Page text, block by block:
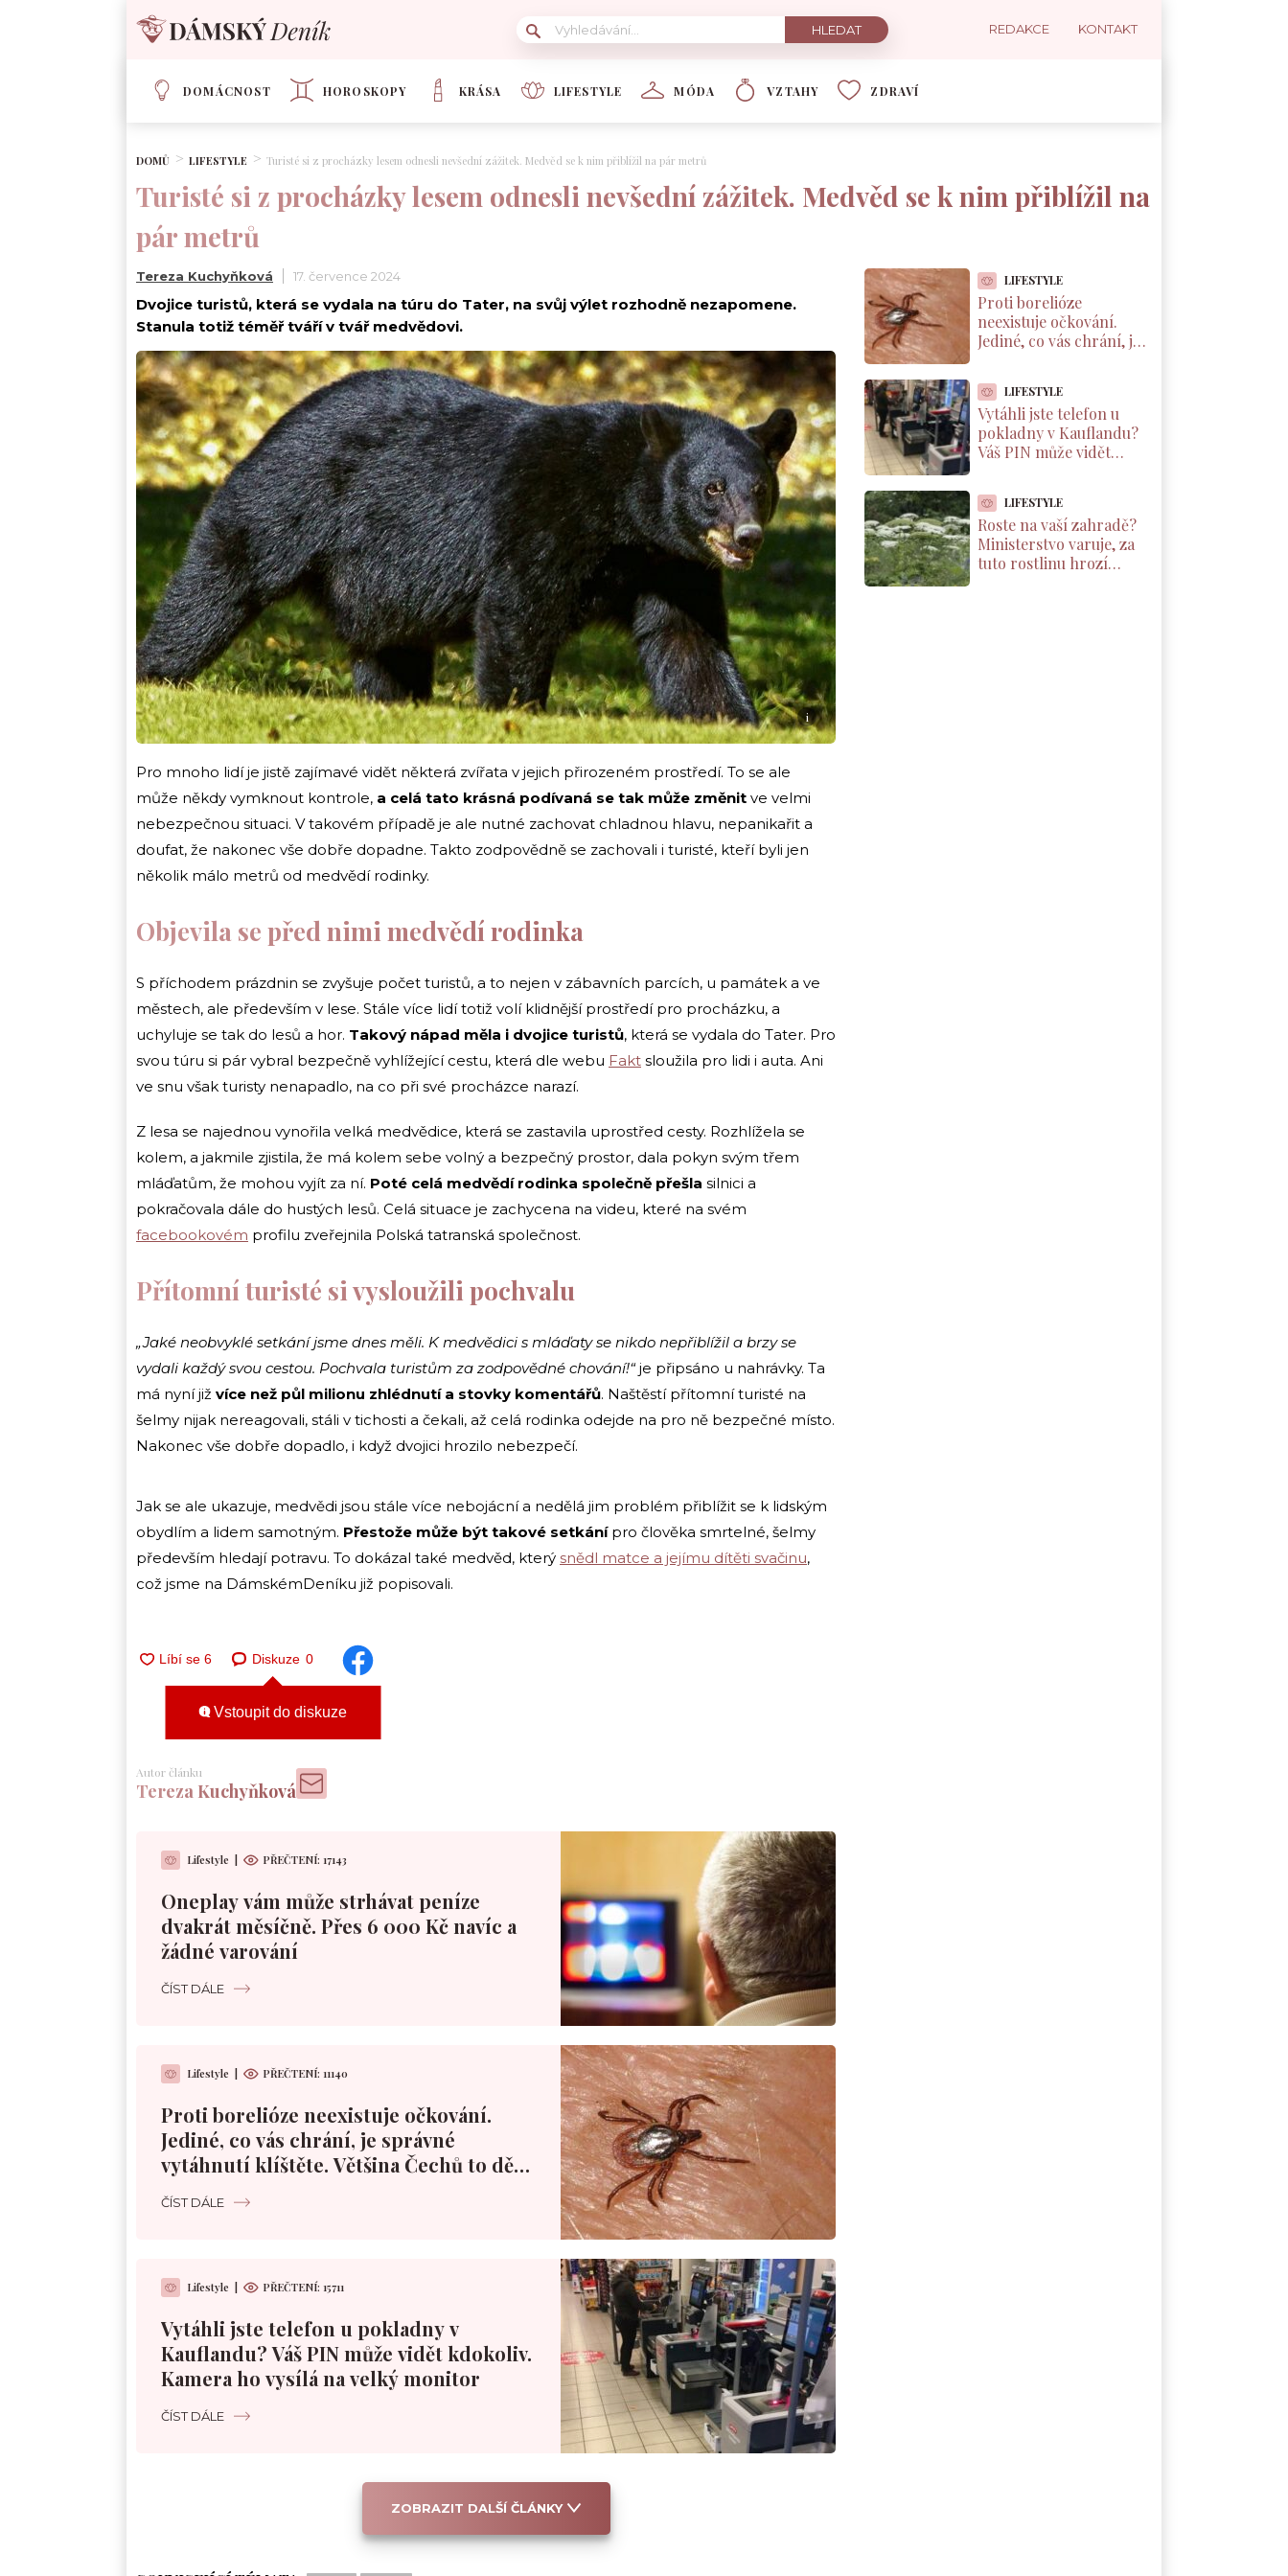
REDAKCE KONTAKT
DOMÁCNOST HOROSKOPY KRÁSA LIFESTYLE MÓDA VZTAHY ZDRAVÍ
DOMŮ LIFESTYLE Turisté si z procházky lesem odnesli nevšední zážitek. Medvěd se k nim přiblížil na pár metrů
Turisté si z procházky lesem odnesli nevšední zážitek. Medvěd se k nim přiblížil na
pár metrů
Tereza Kuchyňková 17. července 2024
Dvojice turistů, která se vydala na túru do Tater, na svůj výlet rozhodně nezapomene.
Stanula totiž téměř tváří v tvář medvědovi.
i
Pro mnoho lidí je jistě zajímavé vidět některá zvířata v jejich přirozeném prostředí. To se ale
může někdy vymknout kontrole, a celá tato krásná podívaná se tak může změnit ve velmi
nebezpečnou situaci. V takovém případě je ale nutné zachovat chladnou hlavu, nepanikařit a
doufat, že nakonec vše dobře dopadne. Takto zodpovědně se zachovali i turisté, kteří byli jen
několik málo metrů od medvědí rodinky.
Objevila se před nimi medvědí rodinka
S příchodem prázdnin se zvyšuje počet turistů, a to nejen v zábavních parcích, u památek a ve
městech, ale především v lese. Stále více lidí totiž volí klidnější prostředí pro procházku, a
uchyluje se tak do lesů a hor. Takový nápad měla i dvojice turistů, která se vydala do Tater. Pro
svou túru si pár vybral bezpečně vyhlížející cestu, která dle webu Fakt sloužila pro lidi i auta. Ani
ve snu však turisty nenapadlo, na co při své procházce narazí.
Z lesa se najednou vynořila velká medvědice, která se zastavila uprostřed cesty. Rozhlížela se
kolem, a jakmile zjistila, že má kolem sebe volný a bezpečný prostor, dala pokyn svým třem
mláďatům, že mohou vyjít za ní. Poté celá medvědí rodinka společně přešla silnici a
pokračovala dále do hustých lesů. Celá situace je zachycena na videu, které na svém
facebookovém profilu zveřejnila Polská tatranská společnost.
Přítomní turisté si vysloužili pochvalu
„Jaké neobvyklé setkání jsme dnes měli. K medvědici s mláďaty se nikdo nepřiblížil a brzy se
vydali každý svou cestou. Pochvala turistům za zodpovědné chování!“je připsáno u nahrávky. Ta
má nyní již více než půl milionu zhlédnutí a stovky komentářů. Naštěstí přítomní turisté na
šelmy nijak nereagovali, stáli v tichosti a čekali, až celá rodinka odejde na pro ně bezpečné místo.
Nakonec vše dobře dopadlo, i když dvojici hrozilo nebezpečí.
Jak se ale ukazuje, medvědi jsou stále více nebojácní a nedělá jim problém přiblížit se k lidským
obydlím a lidem samotným. Přestože může být takové setkánípro člověka smrtelné, šelmy
především hledají potravu. To dokázal také medvěd, který snědl matce a jejímu dítěti svačinu,
což jsme na DámskémDeníku již popisovali.
Diskuze 0
Vstoupit do diskuze
Autor článku
Tereza Kuchyňková
Lifestyle PŘEČTENÍ: 17143
Oneplay vám může strhávat peníze
dvakrát měsíčně. Přes 6 000 Kč navíc a
žádné varování
ČÍST DÁLE
Lifestyle PŘEČTENÍ: 11140
Proti borelióze neexistuje očkování.
Jediné, co vás chrání, je správné
vytáhnutí klíštěte. Většina Čechů to dělá
špatně
ČÍST DÁLE
Lifestyle PŘEČTENÍ: 15711
Vytáhli jste telefon u pokladny v
Kauflandu? Váš PIN může vidět kdokoliv.
Kamera ho vysílá na velký monitor
ČÍST DÁLE
ZOBRAZIT DALŠÍ ČLÁNKY
LIFESTYLE
Proti borelióze
neexistuje očkování.
Jediné, co vás chrání, je
klíštěte. Většina Čechů
to dělá špatně
LIFESTYLE
Vytáhli jste telefon u
pokladny v Kauflandu?
Váš PIN může vidět
vysílá na velký monitor
LIFESTYLE
Roste na vaší zahradě?
Ministerstvo varuje, za
tuto rostlinu hrozí